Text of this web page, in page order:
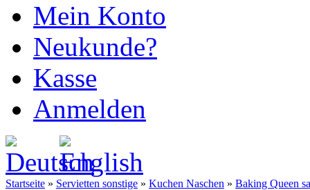
Mein Konto
Neukunde?
Kasse
Anmelden
Startseite » Servietten sonstige » Kuchen Naschen » Baking Queen